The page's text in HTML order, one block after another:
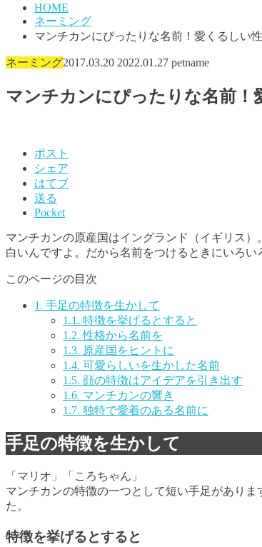
HOME
ネーミング
マンチカンにぴったりな名前！愛くるしい
ネーミング2017.03.20 2022.01.27 petname
マンチカンにぴったりな名前！
ポスト
シェア
はてブ
送る
Pocket
マンチカンの原産国はイングランド（イギリス
白いんですよ。だから名前をつけるときにいろ
このページの目次
1. 手足の特徴を生かして
1.1. 特徴を挙げるとすると
1.2. 性格から名前を
1.3. 原産国をヒントに
1.4. 可愛らしいを生かした名前
1.5. 顔の特徴はアイデアを引き出す
1.6. マンチカンの響き
1.7. 独特で愛着のある名前に
手足の特徴を生かして
「マリオ」「ころちゃん」
マンチカンの特徴の一つとして短い手足があり
た。
特徴を挙げるとすると